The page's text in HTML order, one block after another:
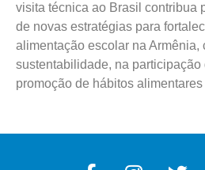
visita técnica ao Brasil contribua
de novas estratégias para
alimentação escolar na Armênia,
sustentabilidade, na participação
promoção de hábitos